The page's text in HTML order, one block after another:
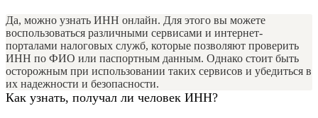
Да, можно узнать ИНН онлайн. Для этого вы можете
воспользоваться различными сервисами и интернет-
порталами налоговых служб, которые позволяют проверить
ИНН по ФИО или паспортным данным. Однако стоит быть
осторожным при использовании таких сервисов и убедиться в
их надежности и безопасности.
Как узнать, получал ли человек ИНН?